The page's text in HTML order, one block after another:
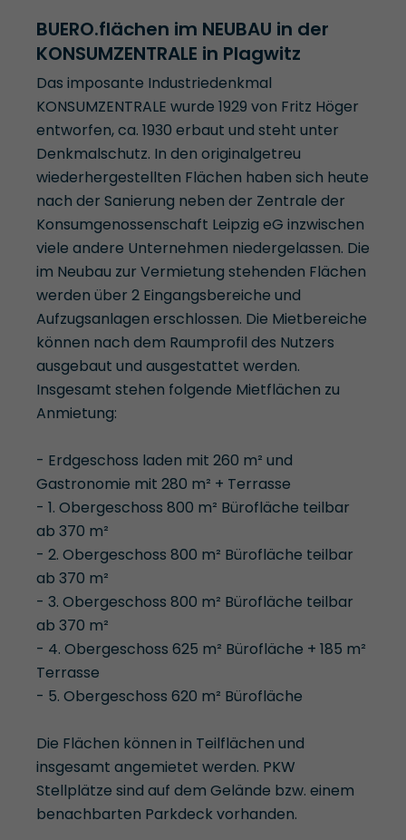
BUERO.flächen im NEUBAU in der
KONSUMZENTRALE in Plagwitz
Das imposante Industriedenkmal
KONSUMZENTRALE wurde 1929 von Fritz Höger
entworfen, ca. 1930 erbaut und steht unter
Denkmalschutz. In den originalgetreu
wiederhergestellten Flächen haben sich heute
nach der Sanierung neben der Zentrale der
Konsumgenossenschaft Leipzig eG inzwischen
viele andere Unternehmen niedergelassen. Die
im Neubau zur Vermietung stehenden Flächen
werden über 2 Eingangsbereiche und
Aufzugsanlagen erschlossen. Die Mietbereiche
können nach dem Raumprofil des Nutzers
ausgebaut und ausgestattet werden.
Insgesamt stehen folgende Mietflächen zu
Anmietung:
- Erdgeschoss laden mit 260 m² und
Gastronomie mit 280 m² + Terrasse
- 1. Obergeschoss 800 m² Bürofläche teilbar
ab 370 m²
- 2. Obergeschoss 800 m² Bürofläche teilbar
ab 370 m²
- 3. Obergeschoss 800 m² Bürofläche teilbar
ab 370 m²
- 4. Obergeschoss 625 m² Bürofläche + 185 m²
Terrasse
- 5. Obergeschoss 620 m² Bürofläche
Die Flächen können in Teilflächen und
insgesamt angemietet werden. PKW
Stellplätze sind auf dem Gelände bzw. einem
benachbarten Parkdeck vorhanden.